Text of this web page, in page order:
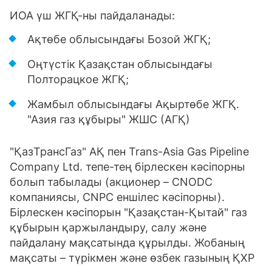
ИОА үш ЖГҚ-ны пайдаланады:
Ақтөбе облысындағы Бозой ЖГҚ;
Оңтүстік Қазақстан облысындағы
Полторацкое ЖГҚ;
Жамбыл облысындағы Ақыртөбе ЖГҚ.
"Азия газ құбыры" ЖШС (АГҚ)
"ҚазТрансГаз" АҚ пен Trans-Asia Gas Pipeline
Company Ltd. тепе-тең бірлескен кәсіпорны
болып табылады (акционер – CNODC
компаниясы, CNPC еншілес кәсіпорны).
Бірлескен кәсіпорын "Қазақстан-Қытай" газ
құбырын қаржыландыру, салу және
пайдалану мақсатында құрылды. Жобаның
мақсаты – түрікмен және өзбек газының ҚХР